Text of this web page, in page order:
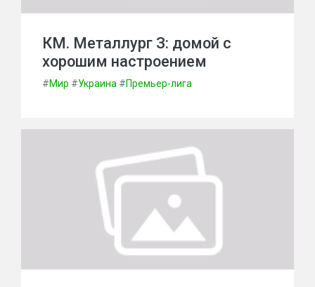
КМ. Металлург З: домой с
хорошим настроением
#Мир #Украина #Премьер-лига